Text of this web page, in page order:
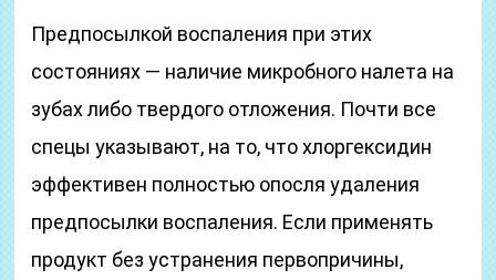
Предпосылкой воспаления при этих
состояниях — наличие микробного налета на
зубах либо твердого отложения. Почти все
спецы указывают, на то, что хлоргексидин
эффективен полностью опосля удаления
предпосылки воспаления. Если применять
продукт без устранения первопричины,